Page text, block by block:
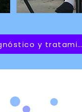
Siguiente: Diagnóstico y tratamiento